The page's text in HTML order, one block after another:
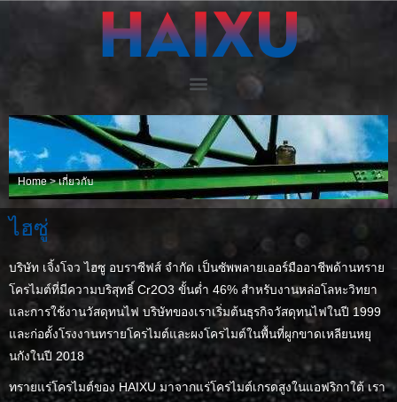
Home>เกี่ยวกับ
ไฮซู่
บริษัท เจิ้งโจว ไฮซู อบราซีฟส์ จำกัด เป็นซัพพลายเออร์มืออาชีพด้านทราย
โครไมต์ที่มีความบริสุทธิ์ Cr2O3 ขั้นต่ำ 46% สำหรับงานหล่อโลหะวิทยา
และการใช้งานวัสดุทนไฟ บริษัทของเราเริ่มต้นธุรกิจวัสดุทนไฟในปี 1999
และก่อตั้งโรงงานทรายโครไมต์และผงโครไมต์ในพื้นที่ผูกขาดเหลียนหยุ
นกังในปี 2018
ทรายแร่โครไมต์ของ HAIXU มาจากแร่โครไมต์เกรดสูงในแอฟริกาใต้ เรา